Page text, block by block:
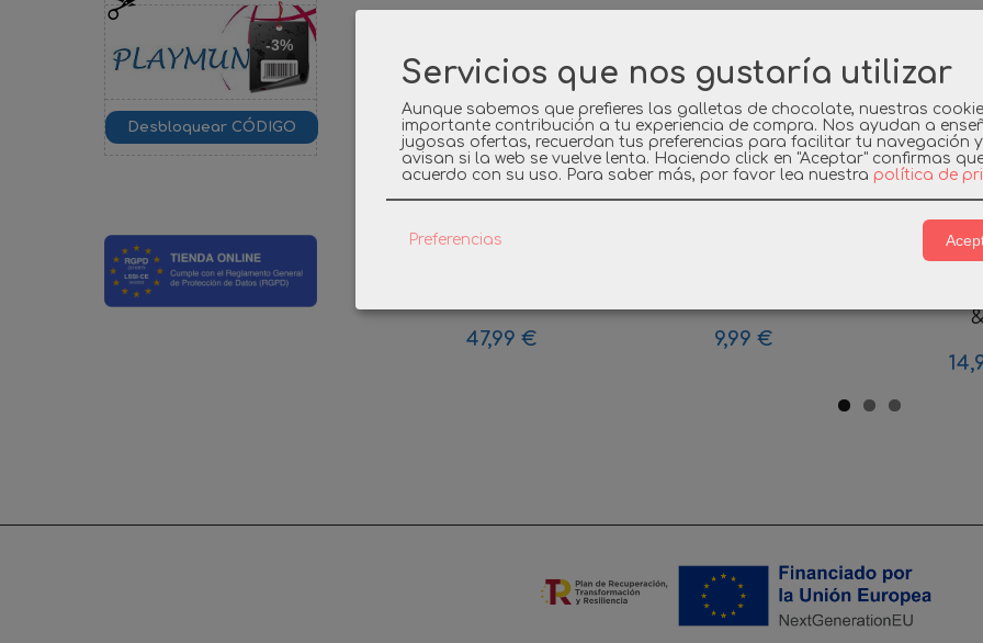
-3%
47,99 € 9,99 €
Servicios que nos gustaría utilizar
Aunque sabemos que prefieres las galletas de chocolate, nuestras
importante contribución a tu experiencia de compra. Nos ayudan a
jugosas ofertas, recuerdan tus preferencias para facilitar tu navegación
avisan si la web se vuelve lenta. Haciendo click en "Aceptar" confirmas
acuerdo con su uso. Para saber más, por favor lea nuestra política de
Preferencias